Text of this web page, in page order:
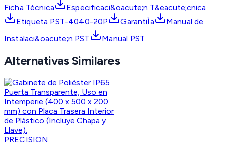
Ficha Técnica
Especificaci&oacute;n T&eacute;cnica
Etiqueta PST-4040-20P
GarantiÌa
Manual de
Instalaci&oacute;n PST
Manual PST
Alternativas Similares
PRECISION